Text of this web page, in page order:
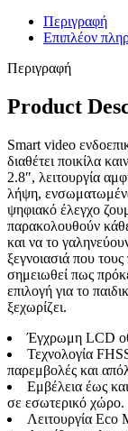
Περιγραφή
Επιπλέον
Περιγραφή
Product
Smart video
διαθέτει ποικίλα
2.8″, λειτουργία
λήψη,
ψηφιακό έλεγχο
παρακολουθούν
και να το
ξεγνοιασιά που
σημειωθεί πως
επιλογή για το
ξεχωρίζει.
Έγχρωμη LCD
Τεχνολογία
παρεμβολές και
Εμβέλεια έως
σε εσωτερικό χώρο.
Λειτουργία Eco